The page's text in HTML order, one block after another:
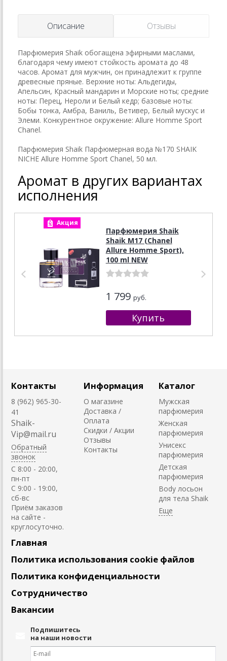
Описание Отзывы
Парфюмерия Shaik обогащена эфирными маслами,
благодаря чему имеют стойкость аромата до 48
часов. Аромат для мужчин, он принадлежит к группе
древесные пряные. Верхние ноты: Альдегиды,
Апельсин, Красный мандарин и Морские ноты; средние
ноты: Перец, Нероли и Белый кедр; базовые ноты:
Бобы тонка, Амбра, Ваниль, Ветивер, Белый мускус и
Элеми. Конкурентное окружение: Allure Homme Sport
Chanel.
Парфюмерия Shaik Парфюмерная вода №170 SHAIK
NICHE Allure Homme Sport Chanel, 50 мл.
Аромат в других вариантах
исполнения
Акция
Парфюмерия Shaik
Shaik M17 (Chanel
Allure Homme Sport),
100 ml NEW
1 799 руб.
Контакты
8 (962) 965-30-
41
Shaik-
Vip@mail.ru
Обратный
звонок
C 8:00 - 20:00,
пн-пт
С 9:00 - 19:00,
сб-вс
Приём заказов
на сайте -
круглосуточно.
Информация
О магазине
Доставка /
Оплата
Скидки / Акции
Отзывы
Контакты
Каталог
Мужская
парфюмерия
Женская
парфюмерия
Унисекс
парфюмерия
Детская
парфюмерия
Body лосьон
для тела Shaik
Главная
Политика использования cookie файлов
Политика конфиденциальности
Сотрудничество
Вакансии
Подпишитесь
на наши новости